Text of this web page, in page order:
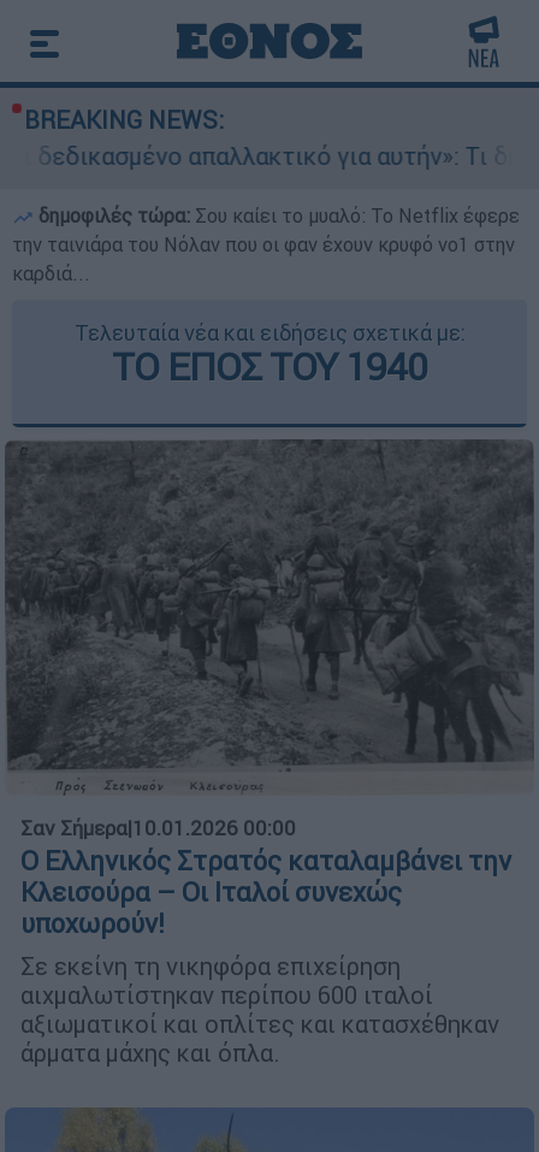
BREAKING NEWS:
απαλλακτικό για αυτήν»: Τι δηλώνει στο
δημοφιλές τώρα: Σου καίει το μυαλό: Το Netflix έφερε
την ταινιάρα του Νόλαν που οι φαν έχουν κρυφό νο1 στην
καρδιά...
Τελευταία νέα και ειδήσεις σχετικά με:
ΤΟ ΕΠΟΣ ΤΟΥ 1940
Σαν Σήμερα|10.01.2026 00:00
Ο Ελληνικός Στρατός καταλαμβάνει την
Κλεισούρα – Οι Ιταλοί συνεχώς
υποχωρούν!
Σε εκείνη τη νικηφόρα επιχείρηση
αιχμαλωτίστηκαν περίπου 600 ιταλοί
αξιωματικοί και οπλίτες και κατασχέθηκαν
άρματα μάχης και όπλα.